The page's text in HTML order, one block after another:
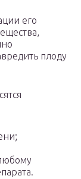
его
плоду